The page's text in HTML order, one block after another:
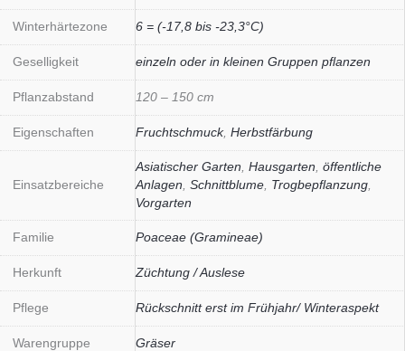
Winterhärtezone 6 = (-17,8 bis -23,3°C)
Geselligkeit einzeln oder in kleinen Gruppen pflanzen
Pflanzabstand 120 – 150 cm
Eigenschaften Fruchtschmuck, Herbstfärbung
Einsatzbereiche
Asiatischer Garten Hausgarten öffentliche
Anlagen Schnittblume Trogbepflanzung
Vorgarten
Familie Poaceae (Gramineae)
Herkunft Züchtung / Auslese
Pflege Rückschnitt erst im Frühjahr/ Winteraspekt
Warengruppe Gräser